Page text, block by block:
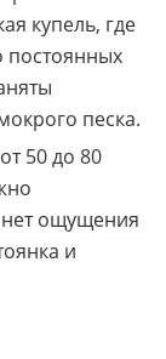
купель, где
постоянных
песка.
50 до 80
нет ощущения
и